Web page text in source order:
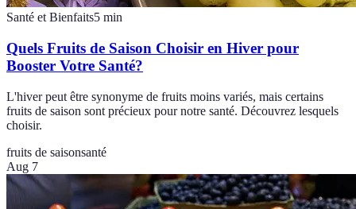
Santé et Bienfaits5 min
Quels Fruits de Saison Choisir en Hiver pour
Booster Votre Santé?
L'hiver peut être synonyme de fruits moins variés, mais certains
fruits de saison sont précieux pour notre santé. Découvrez lesquels
choisir.
fruits de saisonsanté
Aug 7